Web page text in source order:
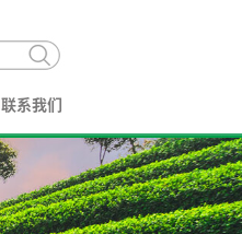
联系我们